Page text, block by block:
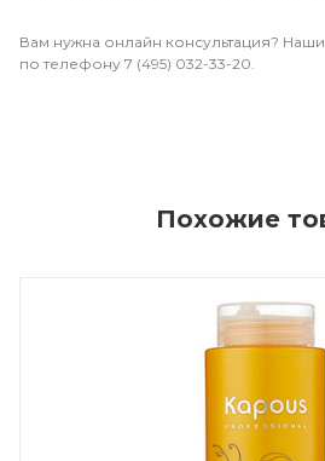
Вам нужна онлайн консультация? Наши
по телефону 7 (495) 032-33-20.
Похожие